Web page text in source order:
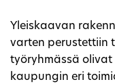
Yleiskaavan
varten perustettiin
työryhmässä
kaupungin eri